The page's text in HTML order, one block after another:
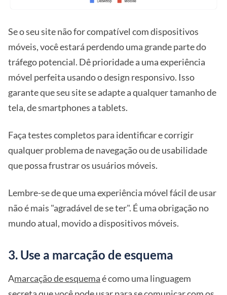
Se o seu site não for compatível com dispositivos
móveis, você estará perdendo uma grande parte do
tráfego potencial. Dê prioridade a uma experiência
móvel perfeita usando o design responsivo. Isso
garante que seu site se adapte a qualquer tamanho de
tela, de smartphones a tablets.
Faça testes completos para identificar e corrigir
qualquer problema de navegação ou de usabilidade
que possa frustrar os usuários móveis.
Lembre-se de que uma experiência móvel fácil de usar
não é mais "agradável de se ter". É uma obrigação no
mundo atual, movido a dispositivos móveis.
3. Use a marcação de esquema
Amarcação de esquemaé como uma linguagem